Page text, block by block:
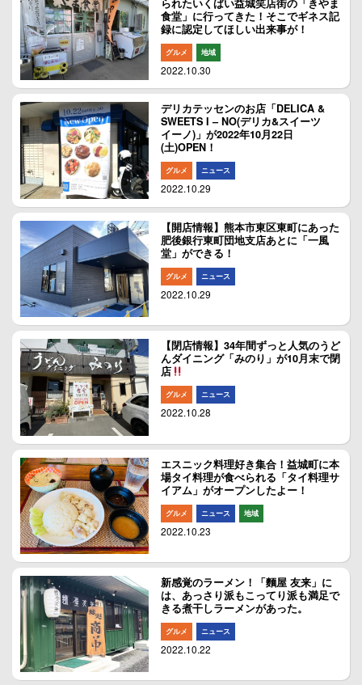
られたいくばい益城笑店街の「きやま
食堂」に行ってきた！そこでギネス記
録に認定してほしい出来事が！
グルメ 地域
2022.10.30
デリカテッセンのお店「DELICA &
SWEETS I – NO(デリカ&スイーツ
イーノ)」が2022年10月22日
(土)OPEN！
グルメ ニュース
2022.10.29
【開店情報】熊本市東区東町にあった
肥後銀行東町団地支店あとに「一風
堂」ができる！
グルメ ニュース
2022.10.29
【閉店情報】34年間ずっと人気のうど
んダイニング「みのり」が10月末で閉
店
グルメ ニュース
2022.10.28
エスニック料理好き集合！益城町に本
場タイ料理が食べられる「タイ料理サ
イアム」がオープンしたよー！
グルメ ニュース 地域
2022.10.23
新感覚のラーメン！「麵屋 友来」に
は、あっさり派もこってり派も満足で
きる煮干しラーメンがあった。
グルメ ニュース
2022.10.22